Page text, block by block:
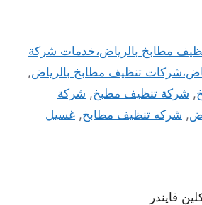
مطابخ بالرياض،خدمات شركة
تنظيف مطابخ بالرياض,
, شركة تنظيف مطبخ, شركة
, شركه تنظيف مطابخ, غسيل
فايندر